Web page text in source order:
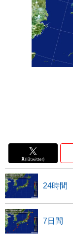
24時間
7日間